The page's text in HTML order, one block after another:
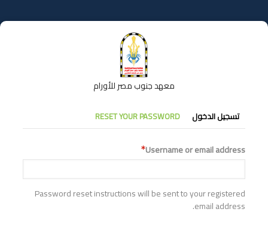
إلى
المحتوى
معهد جنوب مصر للأورام
التبويبات
الأساسية
تسجيل الدخول RESET YOUR PASSWORD
Username or email address
Password reset instructions will be sent to your registered
email address.